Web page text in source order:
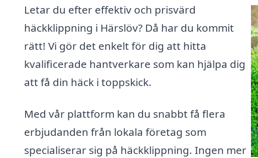
Letar du efter effektiv och prisvärd
häckklippning i Härslöv? Då har du kommit
rätt! Vi gör det enkelt för dig att hitta
kvalificerade hantverkare som kan hjälpa dig
att få din häck i toppskick.
Med vår plattform kan du snabbt få flera
erbjudanden från lokala företag som
specialiserar sig på häckklippning. Ingen mer